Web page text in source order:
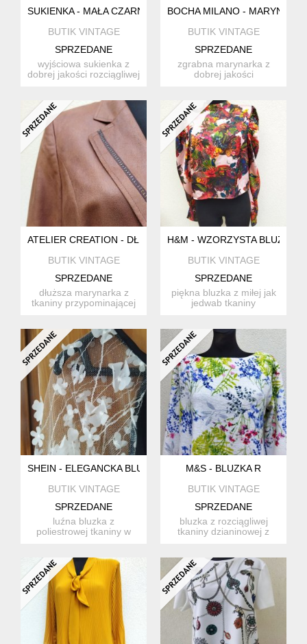
SUKIENKA - MAŁA CZARNA
BUTIK VINTAGE
SPRZEDANE
wyjściowa sukienka z
dobrej jakości rozciągliwej
BOCHA MILANO -
BUTIK VINTAGE
SPRZEDANE
zgrabna marynarka z
dobrej jakości
ATELIER CREATION - DŁUŻSZA MARYNARKA
BUTIK VINTAGE
SPRZEDANE
dłuższa marynarka z
tkaniny przypominającej
H&M - WZORZYSTA BLUZKA
BUTIK VINTAGE
SPRZEDANE
piękna bluzka z miłej jak
jedwab tkaniny
SHEIN - ELEGANCKA BLUZKA
BUTIK VINTAGE
SPRZEDANE
luźna bluzka z
poliestrowej tkaniny w
M&S - BLUZKA R
BUTIK VINTAGE
SPRZEDANE
bluzka z rozciągliwej
tkaniny dzianinowej z